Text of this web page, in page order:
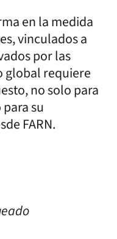
en la medida
vinculados a
por las
global requiere
no solo para
su
FARN.